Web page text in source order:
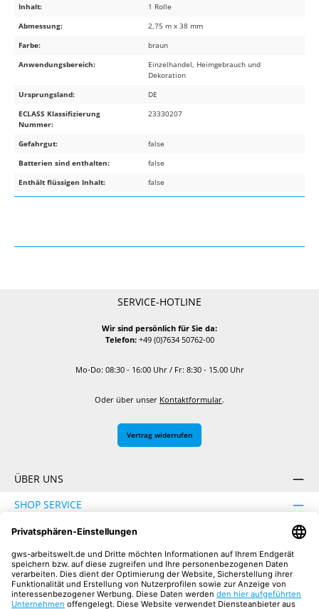
Inhalt:
1 Rolle
Abmessung:
2,75 m x 38 mm
Farbe:
braun
Anwendungsbereich:
Einzelhandel, Heimgebrauch und
Dekoration
Ursprungsland:
DE
ECLASS Klassifizierung
Nummer:
23330207
Gefahrgut:
false
Batterien sind enthalten:
false
Enthält flüssigen Inhalt:
false
SERVICE-HOTLINE
Wir sind persönlich für Sie da:
Telefon:+49 (0)7634 50762-00
Mo-Do: 08:30 - 16:00 Uhr / Fr: 8:30 - 15.00 Uhr
Oder über unser Kontaktformular.
Vertrag widerrufen
ÜBER UNS
SHOP SERVICE
INFORMATION
SICHER EINKAUFEN
UNSERE COMMUNITIES